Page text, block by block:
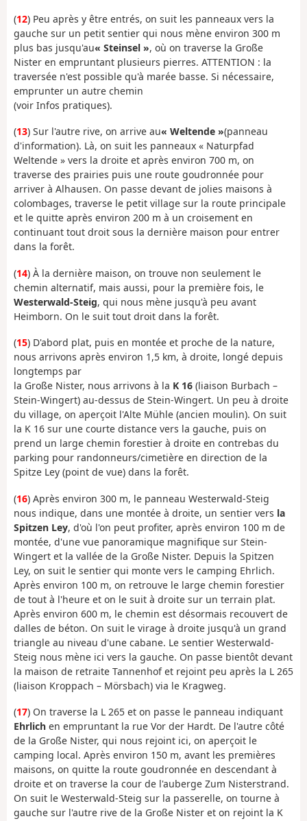
(12) Peu après y être entrés, on suit les panneaux vers la
gauche sur un petit sentier qui nous mène environ 300 m
plus bas jusqu'au« Steinsel », où on traverse la Große
Nister en empruntant plusieurs pierres. ATTENTION : la
traversée n'est possible qu'à marée basse. Si nécessaire,
emprunter un autre chemin
(voir Infos pratiques).
(13) Sur l'autre rive, on arrive au« Weltende »(panneau
d'information). Là, on suit les panneaux « Naturpfad
Weltende » vers la droite et après environ 700 m, on
traverse des prairies puis une route goudronnée pour
arriver à Alhausen. On passe devant de jolies maisons à
colombages, traverse le petit village sur la route principale
et le quitte après environ 200 m à un croisement en
continuant tout droit sous la dernière maison pour entrer
dans la forêt.
(14) À la dernière maison, on trouve non seulement le
chemin alternatif, mais aussi, pour la première fois, le
Westerwald-Steig, qui nous mène jusqu'à peu avant
Heimborn. On le suit tout droit dans la forêt.
(15) D'abord plat, puis en montée et proche de la nature,
nous arrivons après environ 1,5 km, à droite, longé depuis
longtemps par
la Große Nister, nous arrivons à la K 16 (liaison Burbach –
Stein-Wingert) au-dessus de Stein-Wingert. Un peu à droite
du village, on aperçoit l'Alte Mühle (ancien moulin). On suit
la K 16 sur une courte distance vers la gauche, puis on
prend un large chemin forestier à droite en contrebas du
parking pour randonneurs/cimetière en direction de la
Spitze Ley (point de vue) dans la forêt.
(16) Après environ 300 m, le panneau Westerwald-Steig
nous indique, dans une montée à droite, un sentier vers la
Spitzen Ley, d'où l'on peut profiter, après environ 100 m de
montée, d'une vue panoramique magnifique sur Stein-
Wingert et la vallée de la Große Nister. Depuis la Spitzen
Ley, on suit le sentier qui monte vers le camping Ehrlich.
Après environ 100 m, on retrouve le large chemin forestier
de tout à l'heure et on le suit à droite sur un terrain plat.
Après environ 600 m, le chemin est désormais recouvert de
dalles de béton. On suit le virage à droite jusqu'à un grand
triangle au niveau d'une cabane. Le sentier Westerwald-
Steig nous mène ici vers la gauche. On passe bientôt devant
la maison de retraite Tannenhof et rejoint peu après la L 265
(liaison Kroppach – Mörsbach) via le Kragweg.
(17) On traverse la L 265 et on passe le panneau indiquant
Ehrlich en empruntant la rue Vor der Hardt. De l'autre côté
de la Große Nister, qui nous rejoint ici, on aperçoit le
camping local. Après environ 150 m, avant les premières
maisons, on quitte la route goudronnée en descendant à
droite et on traverse la cour de l'auberge Zum Nisterstrand.
On suit le Westerwald-Steig sur la passerelle, on tourne à
gauche sur l'autre rive de la Große Nister et on rejoint la K